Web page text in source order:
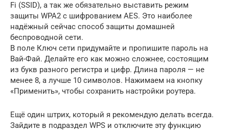
Fi (SSID), а так же обязательно выставить режим
защиты WPA2 с шифрованием AES. Это наиболее
надёжный сейчас способ защиты домашней
беспроводной сети.
В поле Ключ сети придумайте и пропишите пароль на
Вай-Фай. Делайте его как можно сложнее, состоящим
из букв разного регистра и цифр. Длина пароля — не
менее 8, а лучше 10 символов. Нажимаем на кнопку
«Применить», чтобы сохранить настройки роутера.
Ещё один штрих, который я рекомендую делать всегда.
Зайдите в подраздел WPS и отключите эту функцию